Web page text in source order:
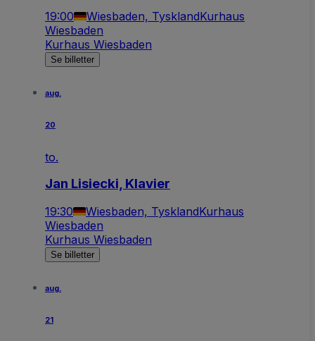
19:00 Wiesbaden, TysklandKurhaus
Wiesbaden
Kurhaus Wiesbaden
Se billetter
aug.
20
to.
Jan Lisiecki, Klavier
19:30 Wiesbaden, TysklandKurhaus
Wiesbaden
Kurhaus Wiesbaden
Se billetter
aug.
21